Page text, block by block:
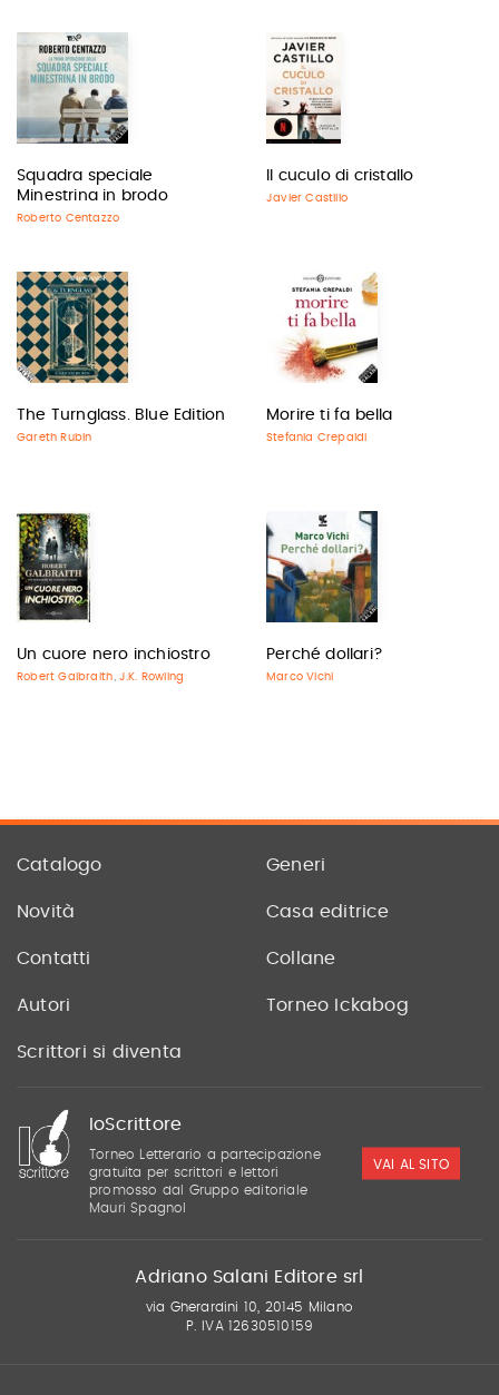
Squadra speciale
Minestrina in brodo
Roberto Centazzo
Il cuculo di cristallo
Javier Castillo
The Turnglass. Blue Edition
Gareth Rubin
Morire ti fa bella
Stefania Crepaldi
Un cuore nero inchiostro
Robert Galbraith , J.K. Rowling
Perché dollari?
Marco Vichi
Catalogo Generi
Novità Casa editrice
Contatti Collane
Autori Torneo Ickabog
Scrittori si diventa
IoScrittore
Torneo Letterario a partecipazione
gratuita per scrittori e lettori
promosso dal Gruppo editoriale
Mauri Spagnol
VAI AL SITO
Adriano Salani Editore srl
via Gherardini 10, 20145 Milano
P. IVA 12630510159